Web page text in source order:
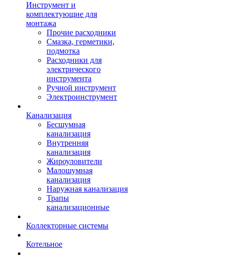
Инструмент и
комплектующие для
монтажа
Прочие расходники
Смазка, герметики,
подмотка
Расходники для
электрического
инструмента
Ручной инструмент
Электроинструмент
Канализация
Бесшумная
канализация
Внутренняя
канализация
Жироуловители
Малошумная
канализация
Наружная канализация
Трапы
канализационные
Коллекторные системы
Котельное